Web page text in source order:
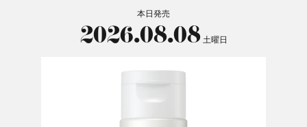
本日発売
2026.08.08土曜日